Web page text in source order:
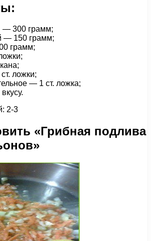
300 грамм;
— 150 грамм;
грамм;
ложки;
— 1 ст. ложка;
2-3
«Грибная подлива